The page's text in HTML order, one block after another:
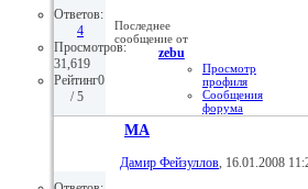
Ответов:
4
Просмотров:
31,619
Рейтинг0
/ 5
Последнее
сообщение от
zebu
Просмотр
профиля
Сообщения
форума
Просмотр
16:40
МА
Дамир Фейзуллов , 16.01.2008